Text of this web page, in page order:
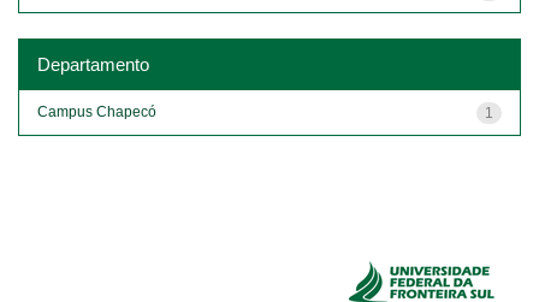
Departamento
1
Campus Chapecó